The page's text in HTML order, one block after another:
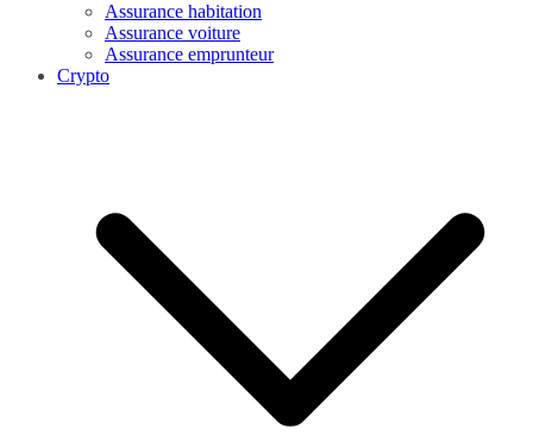
Assurance habitation
Assurance voiture
Assurance emprunteur
Crypto